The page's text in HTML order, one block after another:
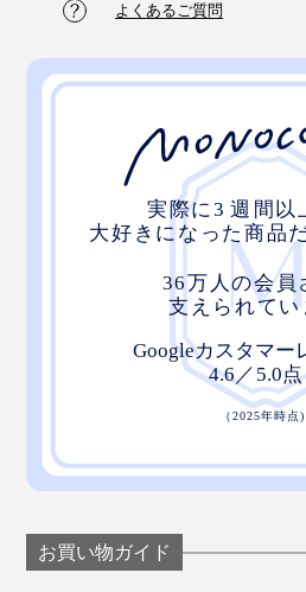
よくあるご質問
お買い物ガイド